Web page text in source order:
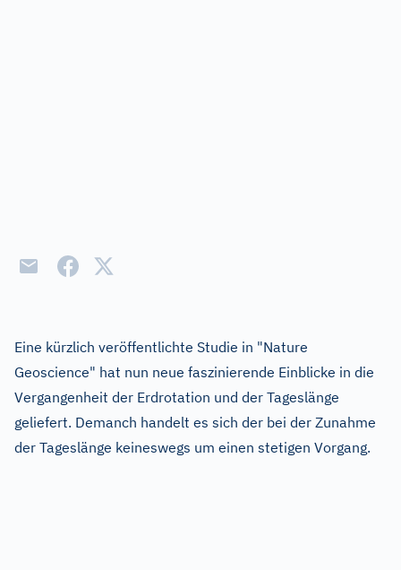
Eine kürzlich veröffentlichte Studie in "Nature
Geoscience" hat nun neue faszinierende Einblicke in die
Vergangenheit der Erdrotation und der Tageslänge
geliefert. Demanch handelt es sich der bei der Zunahme
der Tageslänge keineswegs um einen stetigen Vorgang.